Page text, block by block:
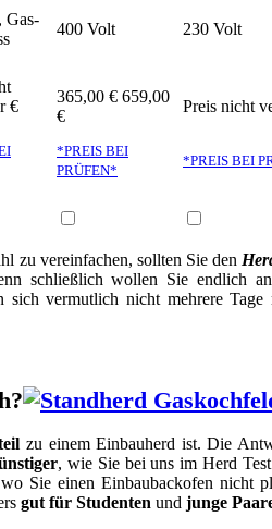
Gas-
400 Volt 230 Volt
€
365,00 € 659,00
€
Preis nicht
*PREIS BEI
PRÜFEN*
*PREIS BEI
zu vereinfachen, sollten Sie den
schließlich wollen Sie endlich
sich vermutlich nicht mehrere
zu einem Einbauherd ist. Die
, wie Sie bei uns im Herd
Sie einen Einbaubackofen nicht
gut für Studenten und junge